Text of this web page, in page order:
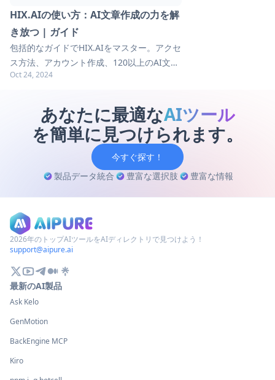
HIX.AIの使い方：AI文章作成の力を解
き放つ | ガイド
包括的なガイドでHIX.AIをマスター。アクセ
ス方法、アカウント作成、120以上のAI文章
作成ツールの最大活用法を学びましょう。効
トをご紹介します。
Oct 24, 2024
あなたに最適なAIツール
を簡単に見つけられます。
今すぐ探す！
製品データ統合
豊富な選択肢 豊富な情報
2026年のトップAIツールをAIディレクトリで見つけよう！
support@aipure.ai
最新のAI製品
Ask Kelo
GenMotion
BackEngine MCP
Kiro